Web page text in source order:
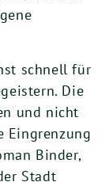
schnell für
Die
und nicht
Eingrenzung
Binder,
Stadt